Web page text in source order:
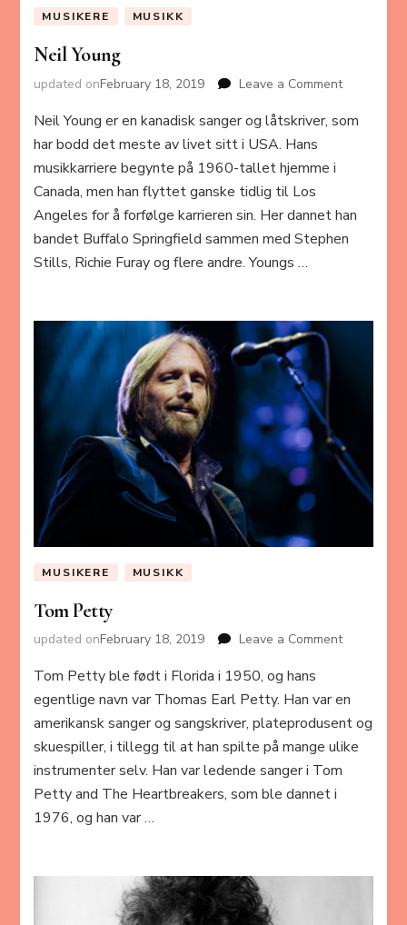
MUSIKERE MUSIKK
Neil Young
updated onFebruary 18, 2019 Leave a Commenton
Young
Neil Young er en kanadisk sanger og låtskriver, som
har bodd det meste av livet sitt i USA. Hans
musikkarriere begynte på 1960-tallet hjemme i
Canada, men han flyttet ganske tidlig til Los
Angeles for å forfølge karrieren sin. Her dannet han
bandet Buffalo Springfield sammen med Stephen
Stills, Richie Furay og flere andre. Youngs …
MUSIKERE MUSIKK
Tom Petty
updated onFebruary 18, 2019 Leave a Commenton
Tom Petty ble født i Florida i 1950, og hans
egentlige navn var Thomas Earl Petty. Han var en
amerikansk sanger og sangskriver, plateprodusent og
skuespiller, i tillegg til at han spilte på mange ulike
instrumenter selv. Han var ledende sanger i Tom
Petty and The Heartbreakers, som ble dannet i
1976, og han var …